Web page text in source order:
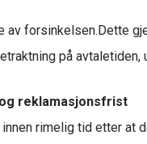
av forsinkelsen.Dette
på avtaletiden,
reklamasjonsfrist
rimelig tid etter